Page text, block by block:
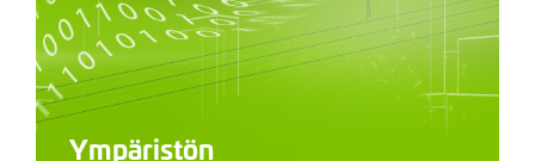
Ympäristön